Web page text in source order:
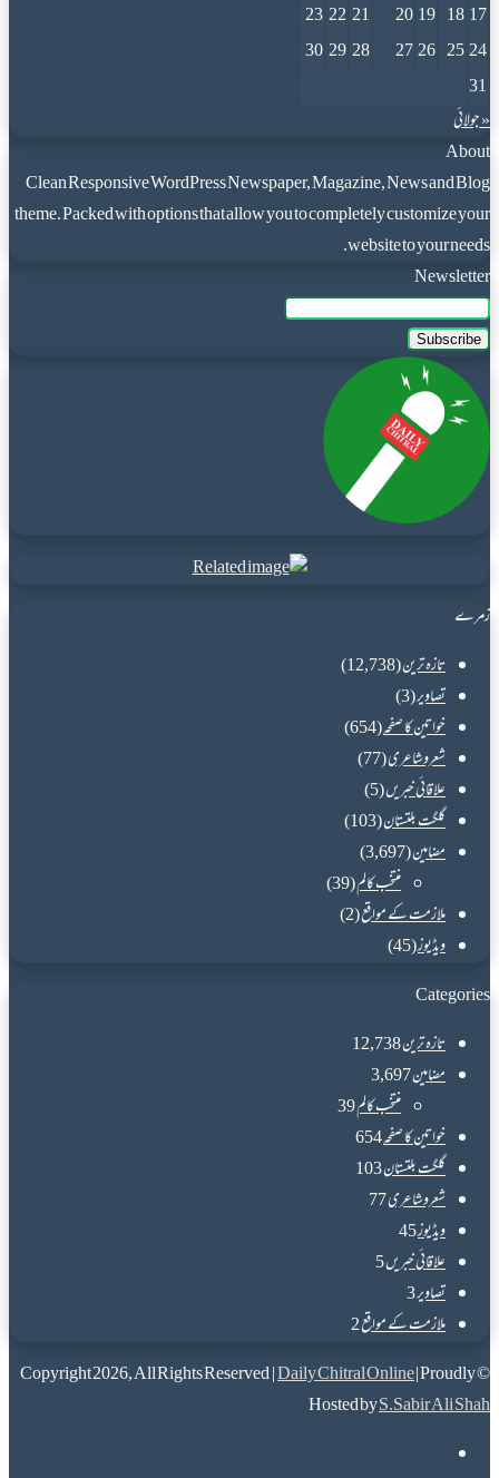
17
18
19
20
21
22
23
24
25
26
27
28
29
30
31
« جولائی
About
Clean Responsive WordPress Newspaper, Magazine, News and Blog
theme. Packed with options that allow you to completely customize your
website to your needs.
Newsletter
Enter
your
Email
address
زمرے
تازہ ترین(12,738)
تصاویر(3)
خواتین کا صفحہ(654)
شعروشاعری(77)
علاقائی خبریں(5)
گلگت بلتستان(103)
مضامین(3,697)
منتخب کالم(39)
ملازمت کے مواقع(2)
ویڈیوز(45)
Categories
تازہ ترین12,738
مضامین3,697
منتخب کالم39
خواتین کا صفحہ654
گلگت بلتستان103
شعروشاعری77
ویڈیوز45
علاقائی خبریں5
تصاویر3
ملازمت کے مواقع2
© Copyright 2026, All Rights Reserved |
Daily Chitral Online| Proudly
Hosted byS.Sabir Ali Shah